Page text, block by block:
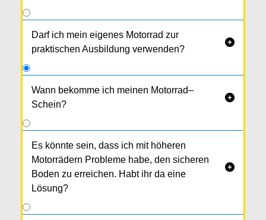
Darf ich mein eigenes Motorrad zur
praktischen Ausbildung verwenden?

Wann bekomme ich meinen Motorrad–
Schein?

Gleich nach der praktischen Prüfung
bekommst du vom Prüfer den vor­läufigen
Führer­schein. Du zahlst die Prüfgebühr per
Zahlschein ein und ein paar Tage später wird dir
der Scheck­karten-Führerschein von der
Behörde zugeschickt.
Es könnte sein, dass ich mit höheren
Motorrädern Probleme habe, den sicheren
Boden zu erreichen. Habt ihr da eine
Lösung?
